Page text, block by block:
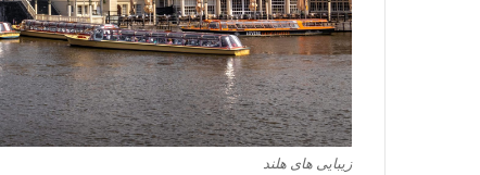
زیبایی های هلند